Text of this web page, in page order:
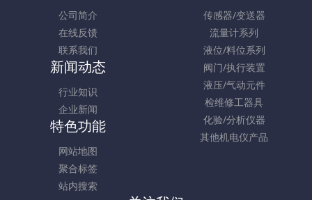
公司简介
在线反馈
联系我们
传感器/变送器
流量计系列
液位/料位系列
阀门/执行装置
液压/气动元件
检维修工器具
化验/分析仪器
其他机电仪产品
新闻动态
行业知识
企业新闻
特色功能
网站地图
聚合标签
站内搜索